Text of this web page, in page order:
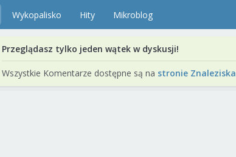
Wykopalisko Hity Mikroblog
Przeglądasz tylko jeden wątek w dyskusji!
Wszystkie Komentarze dostępne są na stronie Znaleziska